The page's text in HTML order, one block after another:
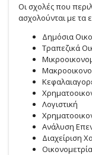
Οι σχολές που
ασχολούνται με τα
Δημόσια
Τραπεζικά
Λογιστική
Ανάλυση
Διαχείριση
Οικονομετρία